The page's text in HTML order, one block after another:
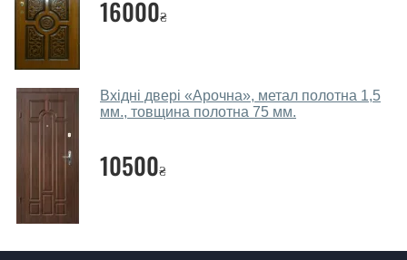
консультації Ви можете оформити заявку, не
відвідуючи наш офіс.
Виклик замірника-консультанта коштує 450 грн.
Ви робите установку вхідних дверей?
згідно з чергою, у всі дні крім неділі.
16000₴
Вхідні двері «Арочна», метал полотна 1,5
мм., товщина полотна 75 мм.
10500₴